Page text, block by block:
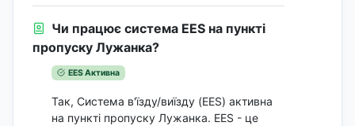
Чи працює система EES на пункті
пропуску Лужанка?
EES Активна
Так, Система в'їзду/виїзду (EES) активна
на пункті пропуску Лужанка. EES - це